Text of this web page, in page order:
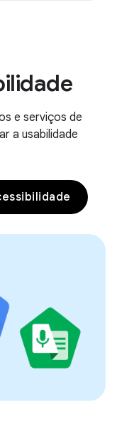
e serviços de
a usabilidade